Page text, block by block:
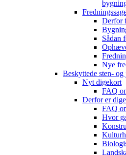
Derfor
Sådan
Nye
Beskyttede sten-
Nyt digekort
FAQ
Derfor er
FAQ
Hvor